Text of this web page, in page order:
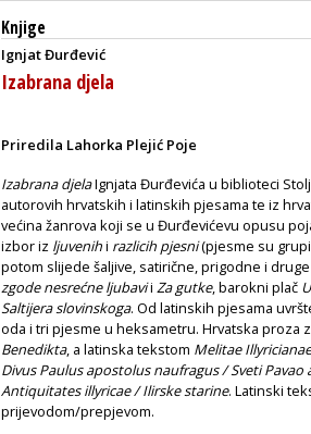
Knjige
Ignjat Đurđević
Izabrana djela
Priredila Lahorka Plejić Poje
Izabrana djelaIgnjata Đurđevića u biblioteci
autorovih hrvatskih i latinskih pjesama te iz
većina žanrova koji se u Đurđevićevu opusu
izbor iz ljuvenihi razlicih pjesni(pjesme su
potom slijede šaljive, satirične, prigodne i
zgode nesrećne ljubavii Za gutke, barokni plač
Saltijera slovinskoga. Od latinskih pjesama
oda i tri pjesme u heksametru. Hrvatska proza
Benedikta, a latinska tekstom Melitae
Divus Paulus apostolus naufragus / Sveti
Antiquitates illyricae / Ilirske starine. Latinski
prijevodom/prepjevom.